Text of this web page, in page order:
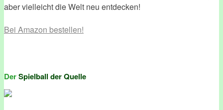
aber vielleicht die Welt neu entdecken!
Bei Amazon bestellen!
DerSpielball der Quelle